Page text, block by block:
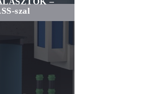
szal